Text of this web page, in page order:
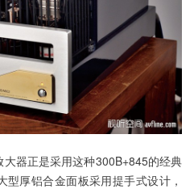
器正是采用这种300B+845的经典
厚铝合金面板采用提手式设计，